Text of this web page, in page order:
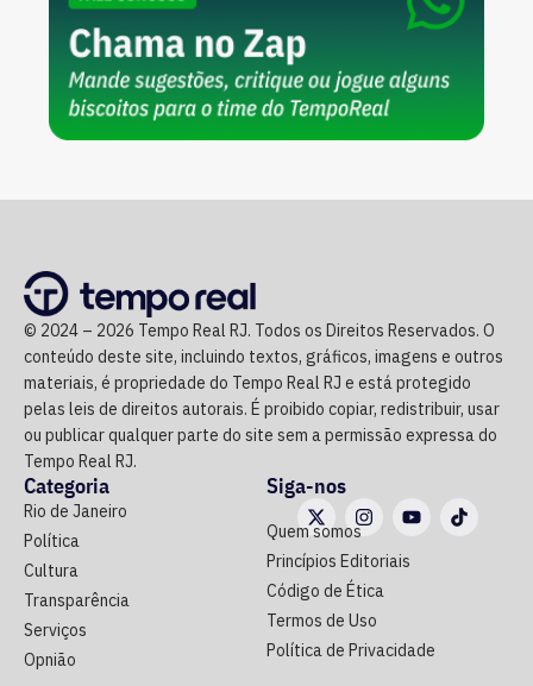
© 2024 – 2026 Tempo Real RJ. Todos os Direitos Reservados. O
conteúdo deste site, incluindo textos, gráficos, imagens e outros
materiais, é propriedade do Tempo Real RJ e está protegido
pelas leis de direitos autorais. É proibido copiar, redistribuir, usar
ou publicar qualquer parte do site sem a permissão expressa do
Tempo Real RJ.
Categoria
Rio de Janeiro
Política
Cultura
Transparência
Serviços
Opnião
Siga-nos
Quem somos
Princípios Editoriais
Código de Ética
Termos de Uso
Política de Privacidade